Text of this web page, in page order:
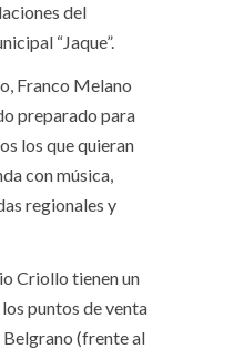
del
“Jaque”.
Franco Melano
preparado para
los que quieran
con música,
regionales y
Criollo tienen un
puntos de venta
Belgrano (frente al